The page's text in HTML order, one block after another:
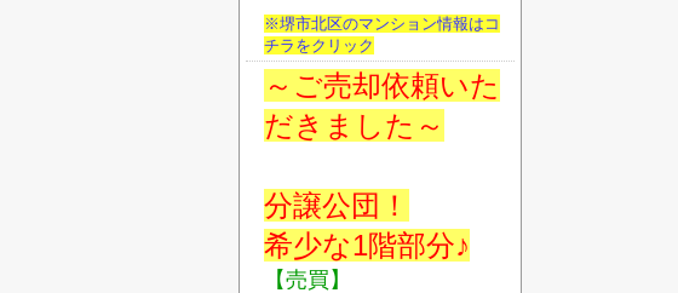
※堺市北区のマンション情報はコ
チラをクリック
～ご売却依頼いた
だきました～
分譲公団！
希少な1階部分♪
【売買】